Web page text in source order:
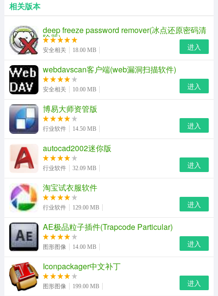
阿里旺旺2008软件特色细节
多方商务洽谈：
最多同时在线30人的商务洽谈室 , 空间不再是阻隔，轻松
做生意！
巧发商机：
一次性批量发布、重发信息，分类管理信息。商机，一触
即发！
丰富的系统功能：
“语音、视频、超大容量文件传输、文本聊天”一个都不少！
免费商务服务：
相关版本
deep freeze password remover(冰点还原密码清
除器)
安全相关 18.00 MB 进入
webdavscan客户端(web漏洞扫描软件)
安全相关 10.00 MB 进入
博易大师资管版
行业软件 14.50 MB 进入
autocad2002迷你版
行业软件 32.09 MB 进入
淘宝试衣服软件
行业软件 129.00 MB 进入
AE极品粒子插件(Trapcode Particular)
图形图像 14.00 MB 进入
Iconpackager中文补丁
图形图像 199.00 MB 进入